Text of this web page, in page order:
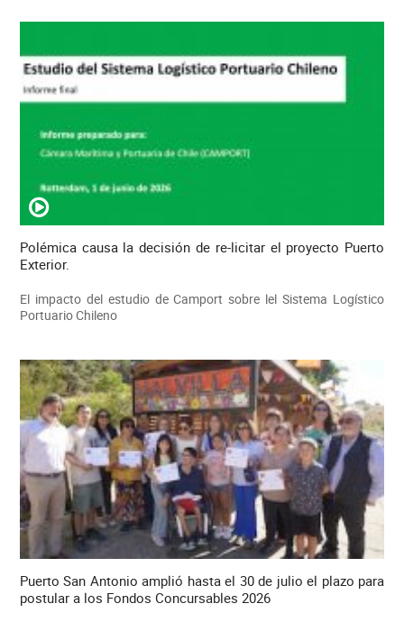
Polémica causa la decisión de re-licitar el proyecto Puerto
Exterior.
El impacto del estudio de Camport sobre lel Sistema Logístico
Portuario Chileno
Puerto San Antonio amplió hasta el 30 de julio el plazo para
postular a los Fondos Concursables 2026